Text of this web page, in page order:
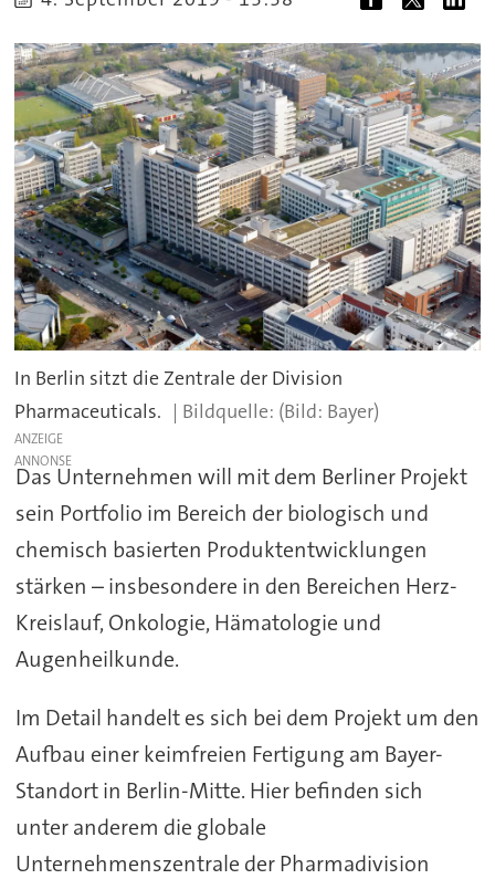
In Berlin sitzt die Zentrale der Division
Pharmaceuticals.
(Bild: Bayer)
ANZEIGE
Das Unternehmen will mit dem Berliner Projekt
sein Portfolio im Bereich der biologisch und
chemisch basierten Produktentwicklungen
stärken – insbesondere in den Bereichen Herz-
Kreislauf, Onkologie, Hämatologie und
Augenheilkunde.
Im Detail handelt es sich bei dem Projekt um den
Aufbau einer keimfreien Fertigung am Bayer-
Standort in Berlin-Mitte. Hier befinden sich
unter anderem die globale
Unternehmenszentrale der Pharmadivision